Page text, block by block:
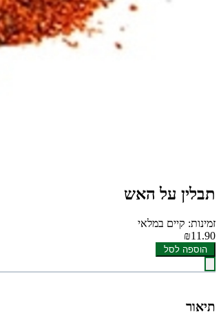
תבלין על האש
זמינות: קיים במלאי
₪11.90
הוספה לסל
תיאור